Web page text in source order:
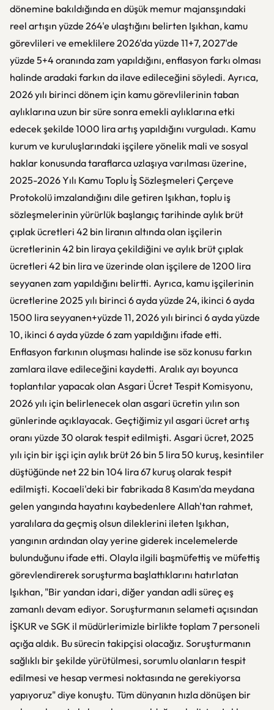
dönemine bakıldığında en düşük memur majansşındaki
reel artışın yüzde 264'e ulaştığını belirten Işıkhan, kamu
görevlileri ve emeklilere 2026'da yüzde 11+7, 2027'de
yüzde 5+4 oranında zam yapıldığını, enflasyon farkı olması
halinde aradaki farkın da ilave edileceğini söyledi. Ayrıca,
2026 yılı birinci dönem için kamu görevlilerinin taban
aylıklarına uzun bir süre sonra emekli aylıklarına etki
edecek şekilde 1000 lira artış yapıldığını vurguladı. Kamu
kurum ve kuruluşlarındaki işçilere yönelik mali ve sosyal
haklar konusunda taraflarca uzlaşıya varılması üzerine,
2025-2026 Yılı Kamu Toplu İş Sözleşmeleri Çerçeve
Protokolü imzalandığını dile getiren Işıkhan, toplu iş
sözleşmelerinin yürürlük başlangıç tarihinde aylık brüt
çıplak ücretleri 42 bin liranın altında olan işçilerin
ücretlerinin 42 bin liraya çekildiğini ve aylık brüt çıplak
ücretleri 42 bin lira ve üzerinde olan işçilere de 1200 lira
seyyanen zam yapıldığını belirtti. Ayrıca, kamu işçilerinin
ücretlerine 2025 yılı birinci 6 ayda yüzde 24, ikinci 6 ayda
1500 lira seyyanen+yüzde 11, 2026 yılı birinci 6 ayda yüzde
10, ikinci 6 ayda yüzde 6 zam yapıldığını ifade etti.
Enflasyon farkının oluşması halinde ise söz konusu farkın
zamlara ilave edileceğini kaydetti. Aralık ayı boyunca
toplantılar yapacak olan Asgari Ücret Tespit Komisyonu,
2026 yılı için belirlenecek olan asgari ücretin yılın son
günlerinde açıklayacak. Geçtiğimiz yıl asgari ücret artış
oranı yüzde 30 olarak tespit edilmişti. Asgari ücret, 2025
yılı için bir işçi için aylık brüt 26 bin 5 lira 50 kuruş, kesintiler
düştüğünde net 22 bin 104 lira 67 kuruş olarak tespit
edilmişti. Kocaeli'deki bir fabrikada 8 Kasım'da meydana
gelen yangında hayatını kaybedenlere Allah'tan rahmet,
yaralılara da geçmiş olsun dileklerini ileten Işıkhan,
yangının ardından olay yerine giderek incelemelerde
bulunduğunu ifade etti. Olayla ilgili başmüfettiş ve müfettiş
görevlendirerek soruşturma başlattıklarını hatırlatan
Işıkhan, "Bir yandan idari, diğer yandan adli süreç eş
zamanlı devam ediyor. Soruşturmanın selameti açısından
İŞKUR ve SGK il müdürlerimizle birlikte toplam 7 personeli
açığa aldık. Bu sürecin takipçisi olacağız. Soruşturmanın
sağlıklı bir şekilde yürütülmesi, sorumlu olanların tespit
edilmesi ve hesap vermesi noktasında ne gerekiyorsa
yapıyoruz" diye konuştu. Tüm dünyanın hızla dönüşen bir